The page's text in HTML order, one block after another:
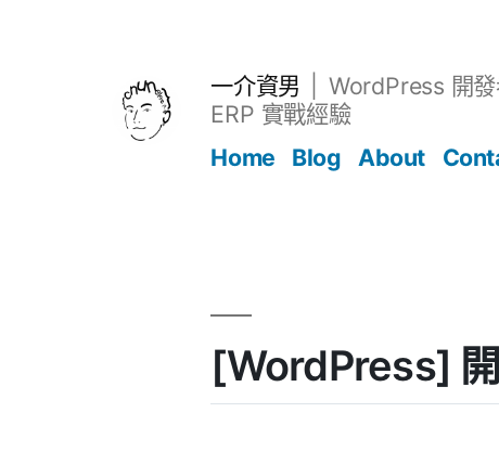
一介資男
WordPress 開
ERP 實戰經驗
Home
Blog About
[WordPress]